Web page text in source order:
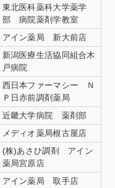
東北医科薬科大学薬学
部 病院薬剤学教室
アイン薬局 新大前店
新潟医療生活協同組合木
戸病院
西日本ファーマシー Ｎ
Ｐ日赤前調剤薬局
近畿大学病院 薬剤部
メディオ薬局根古屋店
(株)あさひ調剤 アイン
薬局宮原店
アイン薬局 取手店